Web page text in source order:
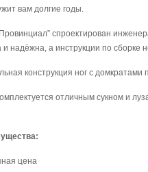
вам долгие годы.
спроектирован
и надёжна, а инструкции по сборке
конструкция ног с
отличным сукном и
цена